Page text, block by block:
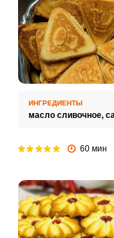
ИНГРЕДИЕНТЫ
масло сливочное,
60 мин